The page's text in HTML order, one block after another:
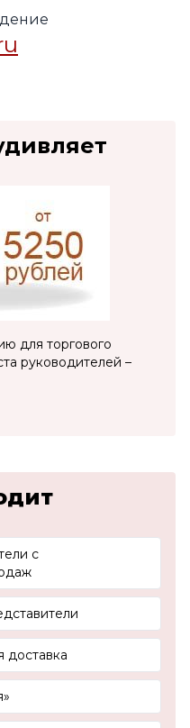
для торгового
руководителей –
с
доставка